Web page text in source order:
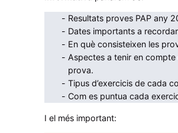
a
i
n
o
r
a
Resultats proves PAP any
Dates importants a
En què consisteixen les
Aspectes a tenir en compte
prova.
Tipus d’exercicis de cada
Com es puntua cada
I el més important: